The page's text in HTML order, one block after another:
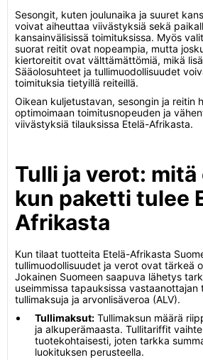
Sesongit, kuten joulunaika ja suuret
voivat aiheuttaa viivästyksiä sekä
kansainvälisissä toimituksissa. Myös
suorat reitit ovat nopeampia, mutta
kiertoreitit ovat välttämättömiä, mikä
Sääolosuhteet ja tullimuodollisuudet
toimituksia tietyillä reiteillä.
Oikean kuljetustavan, sesongin ja reitin
optimoimaan toimitusnopeuden ja
viivästyksiä tilauksissa Etelä-Afrikasta.
Tulli ja verot:
kun paketti tulee
Afrikasta
Kun tilaat tuotteita Etelä-Afrikasta
tullimuodollisuudet ja verot ovat tärkeä
Jokainen Suomeen saapuva lähetys
useimmissa tapauksissa vastaanottajan
tullimaksuja ja arvonlisäveroa (ALV).
Tullimaksut: Tullimaksun määrä
ja alkuperämaasta. Tullitariffit
tuotekohtaisesti, joten tarkka
luokituksen perusteella.